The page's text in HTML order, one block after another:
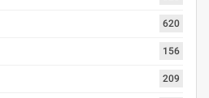
620
156
209